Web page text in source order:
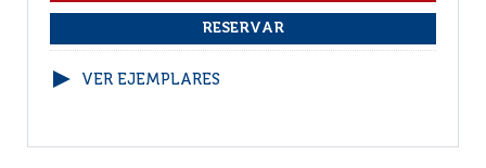
VER EJEMPLARES